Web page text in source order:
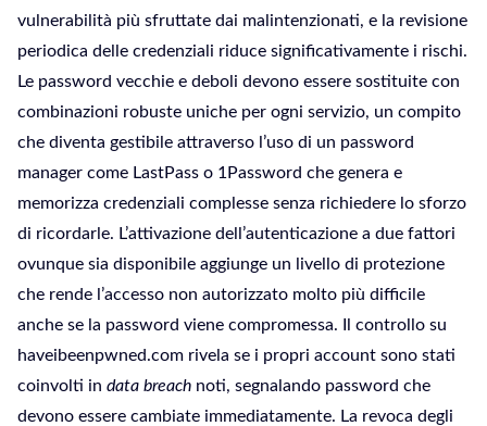
vulnerabilità più sfruttate dai malintenzionati, e la revisione
periodica delle credenziali riduce significativamente i rischi.
Le password vecchie e deboli devono essere sostituite con
combinazioni robuste uniche per ogni servizio, un compito
che diventa gestibile attraverso l’uso di un password
manager come LastPass o 1Password che genera e
memorizza credenziali complesse senza richiedere lo sforzo
di ricordarle. L’attivazione dell’autenticazione a due fattori
ovunque sia disponibile aggiunge un livello di protezione
che rende l’accesso non autorizzato molto più difficile
anche se la password viene compromessa. Il controllo su
haveibeenpwned.com rivela se i propri account sono stati
coinvolti in data breach noti, segnalando password che
devono essere cambiate immediatamente. La revoca degli